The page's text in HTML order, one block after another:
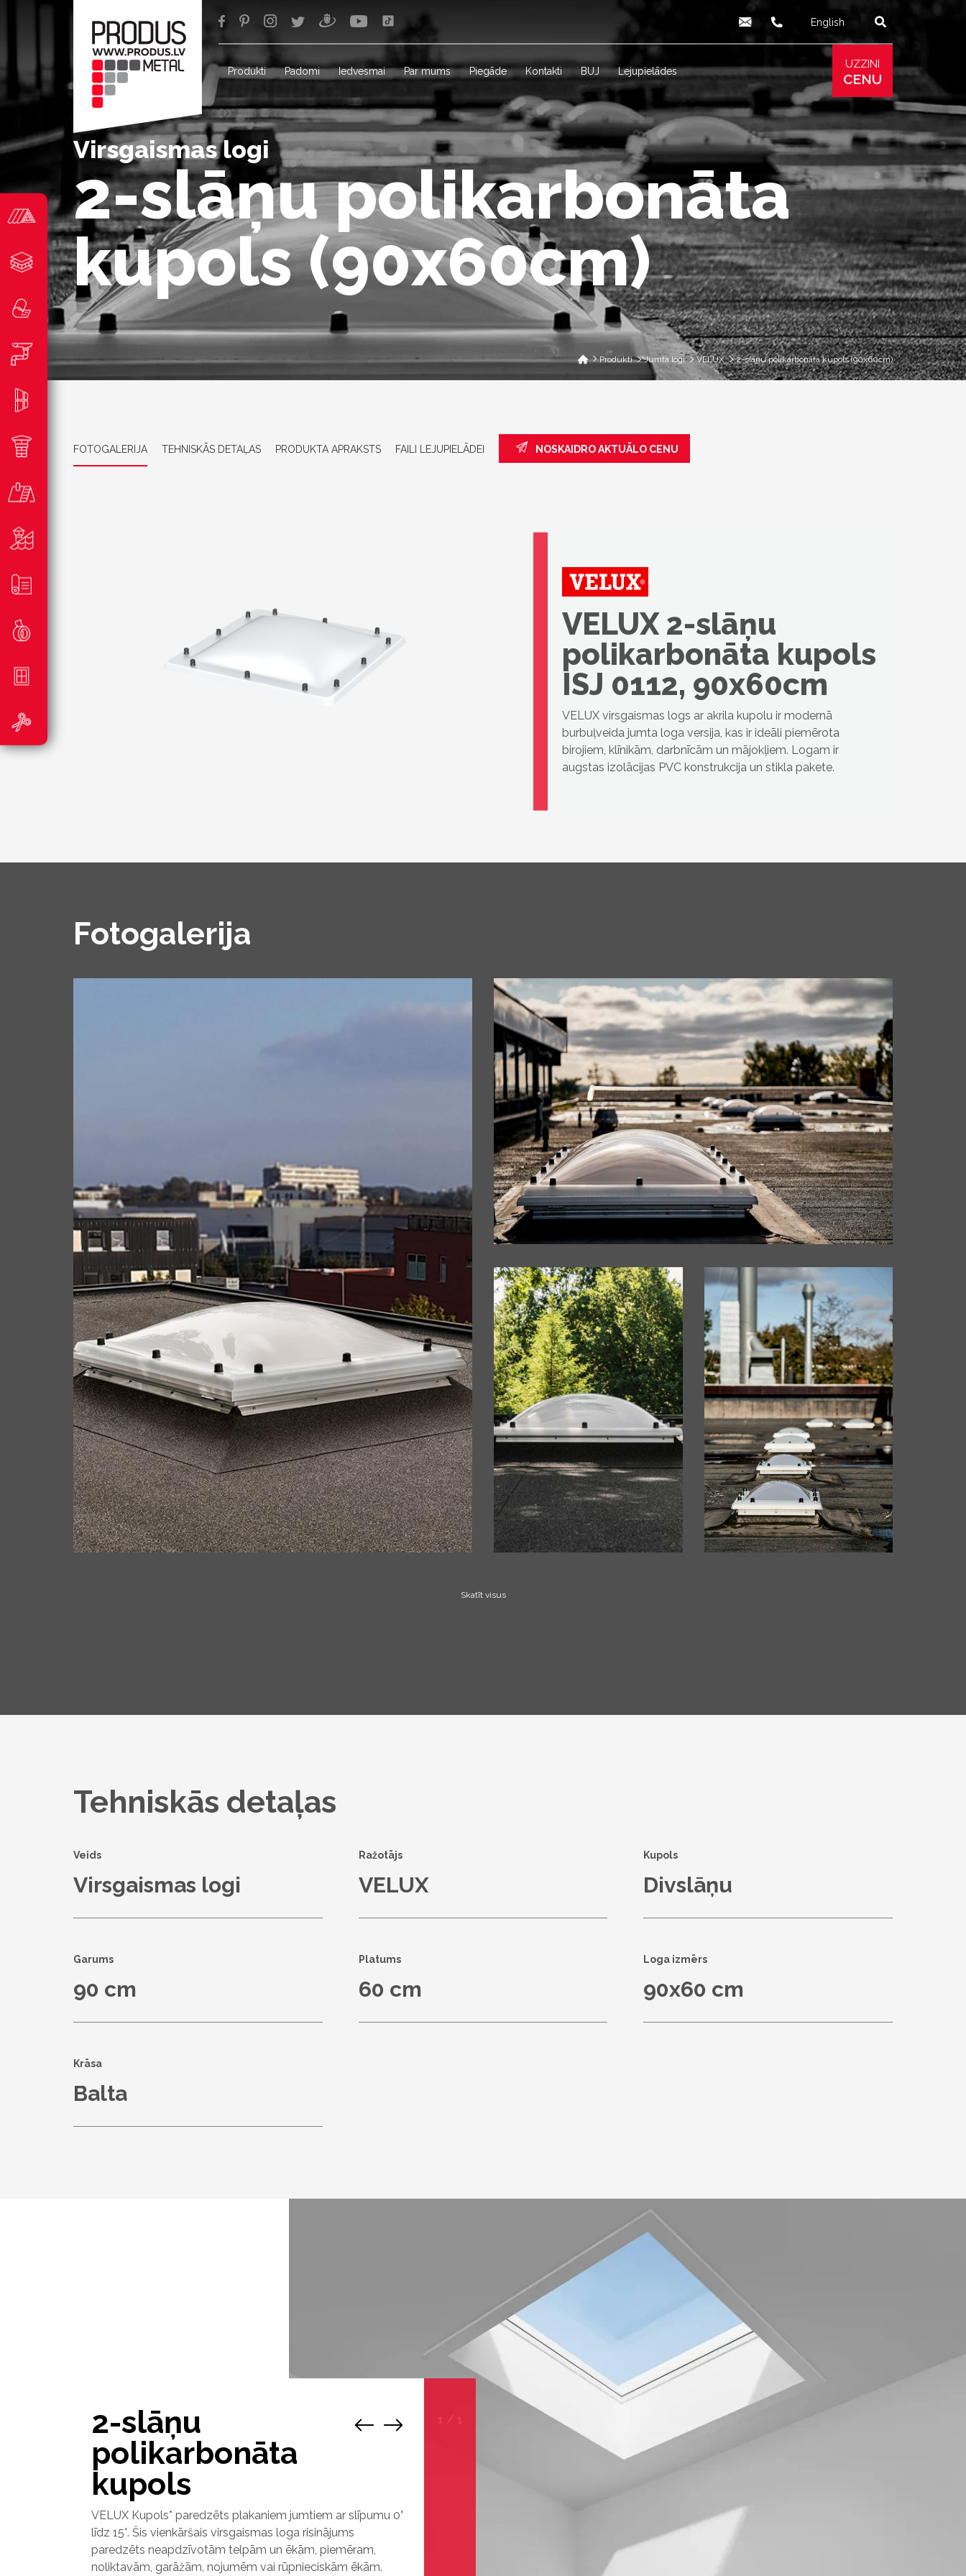
info@produs.lv
277 03 577 277 68 177
English Русский
Produkti Padomi Iedvesmai Par mums Piegāde Kontakti BUJ Lejupielādes
UZZINI
CENU
Virsgaismas logi
2-slāņu polikarbonāta
kupols (90x60cm)
Produkti Jumta logi VELUX 2-slāņu polikarbonāta kupols (90x60cm)
FOTOGALERIJA TEHNISKĀS DETAĻAS PRODUKTA APRAKSTS FAILI LEJUPIELĀDEI NOSKAIDRO AKTUĀLO CENU
VELUX 2-slāņu
polikarbonāta kupols
ISJ 0112, 90x60cm
VELUX virsgaismas logs ar akrila kupolu ir modernā
burbuļveida jumta loga versija, kas ir ideāli piemērota
birojiem, klīnikām, darbnīcām un mājokļiem. Logam ir
augstas izolācijas PVC konstrukcija un stikla pakete.
Fotogalerija
Skatīt visus
Tehniskās detaļas
Veids
Virsgaismas logi
Ražotājs
VELUX
Kupols
Divslāņu
Garums
90 cm
Platums
60 cm
Loga izmērs
90x60 cm
Krāsa
Balta
2-slāņu
polikarbonāta
kupols
VELUX Kupols* paredzēts plakaniem jumtiem ar slīpumu 0°
līdz 15°. Šis vienkāršais virsgaismas loga risinājums
paredzēts neapdzīvotām telpām un ēkām, piemēram,
noliktavām, garāžām, nojumēm vai rūpnieciskām ēkām.